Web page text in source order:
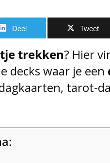
Deel Tweet
trekken? Hier
decks waar je een
tarot-